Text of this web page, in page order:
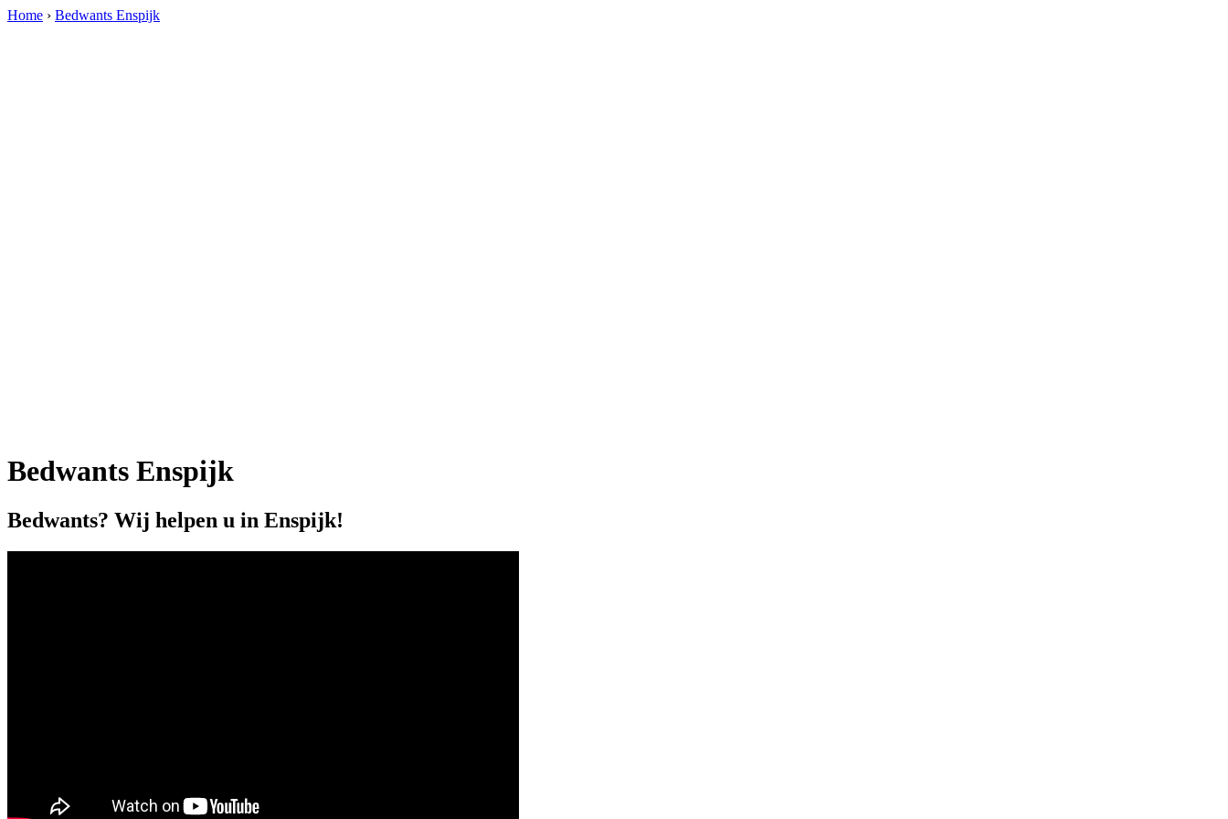
Home › Bedwants Enspijk
Bedwants Enspijk
Bedwants? Wij helpen u in Enspijk!